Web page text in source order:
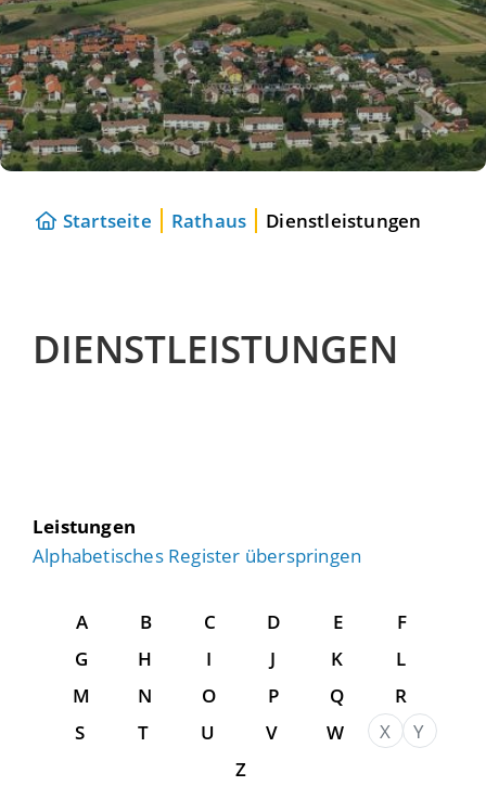
Startseite Rathaus Dienstleistungen
DIENSTLEISTUNGEN
Leistungen
Alphabetisches Register überspringen
A B C D E
F
G
H I J K
L
M
N O P Q
R
S
T U V W X
Y
Z